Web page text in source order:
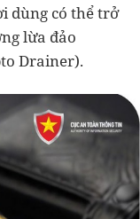
dùng có thể trở
lừa đảo
Drainer).